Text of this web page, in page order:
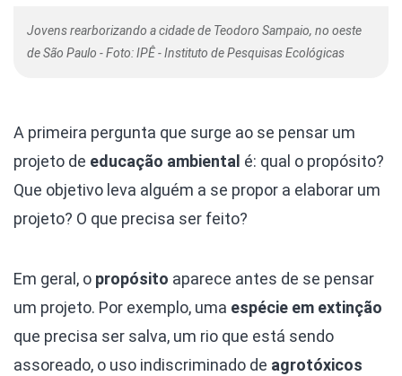
Jovens rearborizando a cidade de Teodoro Sampaio, no oeste
de São Paulo - Foto: IPÊ - Instituto de Pesquisas Ecológicas
A primeira pergunta que surge ao se pensar um
projeto de educação ambiental é: qual o propósito?
Que objetivo leva alguém a se propor a elaborar um
projeto? O que precisa ser feito?
Em geral, o propósito aparece antes de se pensar
um projeto. Por exemplo, uma espécie em extinção
que precisa ser salva, um rio que está sendo
assoreado, o uso indiscriminado de agrotóxicos